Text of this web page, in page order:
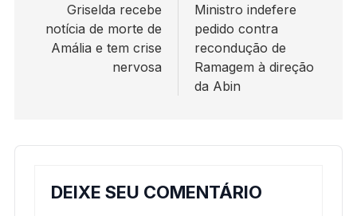
Post
Griselda recebe
notícia de morte de
Amália e tem crise
nervosa
Ministro indefere
pedido contra
recondução de
Ramagem à direção
da Abin
DEIXE SEU COMENTÁRIO